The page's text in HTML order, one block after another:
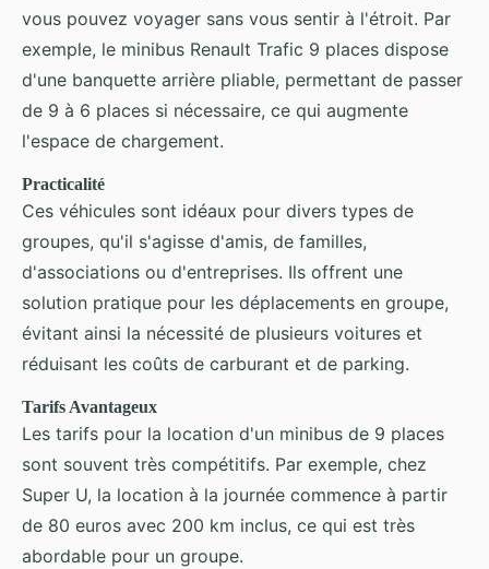
vous pouvez voyager sans vous sentir à l'étroit. Par
exemple, le minibus Renault Trafic 9 places dispose
d'une banquette arrière pliable, permettant de passer
de 9 à 6 places si nécessaire, ce qui augmente
l'espace de chargement.
Practicalité
Ces véhicules sont idéaux pour divers types de
groupes, qu'il s'agisse d'amis, de familles,
d'associations ou d'entreprises. Ils offrent une
solution pratique pour les déplacements en groupe,
évitant ainsi la nécessité de plusieurs voitures et
réduisant les coûts de carburant et de parking.
Tarifs Avantageux
Les tarifs pour la location d'un minibus de 9 places
sont souvent très compétitifs. Par exemple, chez
Super U, la location à la journée commence à partir
de 80 euros avec 200 km inclus, ce qui est très
abordable pour un groupe.